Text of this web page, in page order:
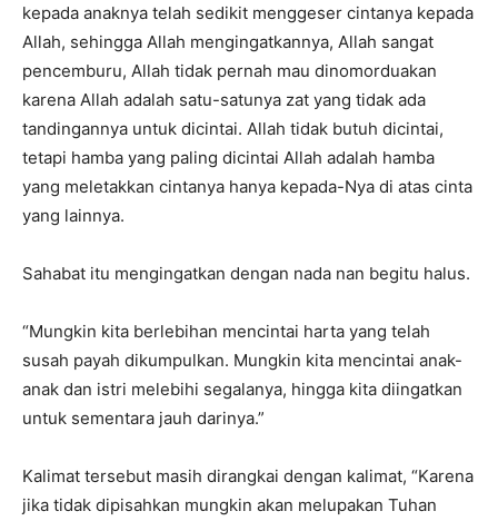
kepada anaknya telah sedikit menggeser cintanya kepada
Allah, sehingga Allah mengingatkannya, Allah sangat
pencemburu, Allah tidak pernah mau dinomorduakan
karena Allah adalah satu-satunya zat yang tidak ada
tandingannya untuk dicintai. Allah tidak butuh dicintai,
tetapi hamba yang paling dicintai Allah adalah hamba
yang meletakkan cintanya hanya kepada-Nya di atas cinta
yang lainnya.
Sahabat itu mengingatkan dengan nada nan begitu halus.
“Mungkin kita berlebihan mencintai harta yang telah
susah payah dikumpulkan. Mungkin kita mencintai anak-
anak dan istri melebihi segalanya, hingga kita diingatkan
untuk sementara jauh darinya.”
Kalimat tersebut masih dirangkai dengan kalimat, “Karena
jika tidak dipisahkan mungkin akan melupakan Tuhan